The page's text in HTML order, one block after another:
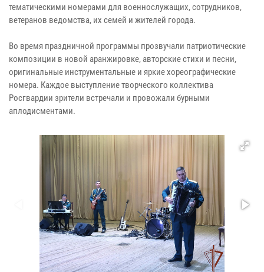
тематическими номерами для военнослужащих, сотрудников,
ветеранов ведомства, их семей и жителей города.
Во время праздничной программы прозвучали патриотические
композиции в новой аранжировке, авторские стихи и песни,
оригинальные инструментальные и яркие хореографические
номера. Каждое выступление творческого коллектива
Росгвардии зрители встречали и провожали бурными
аплодисментами.